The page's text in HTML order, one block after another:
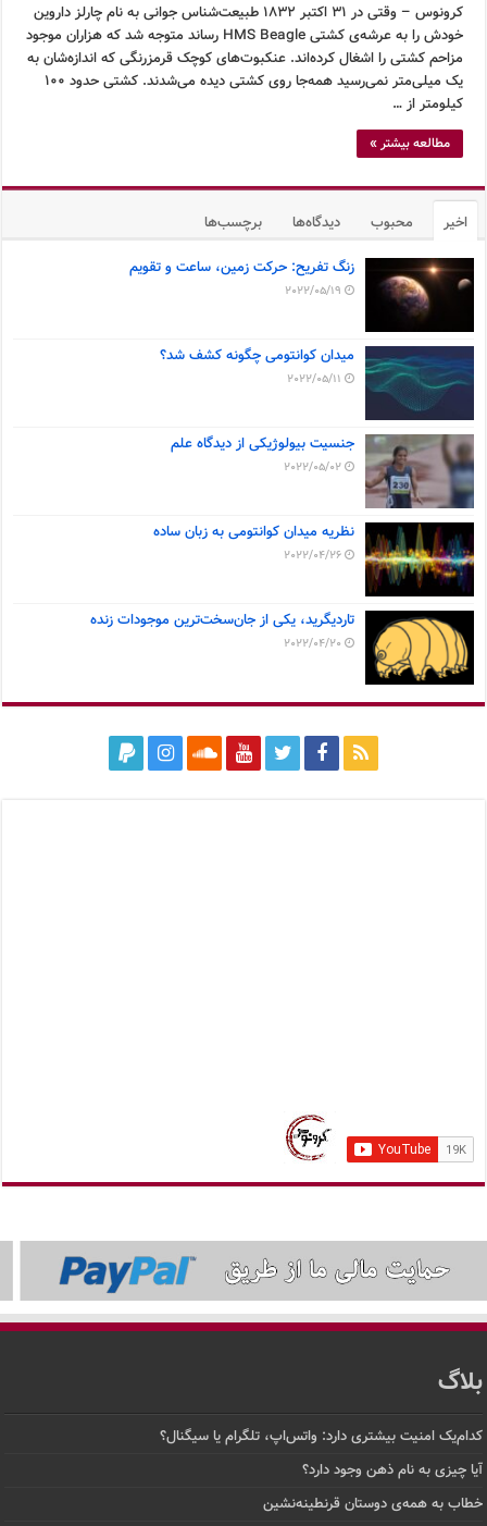
کرونوس – وقتی در ۳۱ اکتبر ۱۸۳۲ طبیعت‌شناس جوانی به نام چارلز داروین
خودش را به عرشه‌ی کشتی HMS Beagle رساند متوجه شد که هزاران موجود
مزاحم کشتی را اشغال کرده‌اند. عنکبوت‌های کوچک قرمزرنگی که اندازه‌شان به
یک میلی‌متر نمی‌رسید همه‌جا روی کشتی دیده می‌شدند. کشتی حدود ۱۰۰
کیلومتر از …
مطالعه بیشتر »
اخیر محبوب دیدگاه‌ها برچسب‌ها
زنگ تفریح: حرکت زمین، ساعت و تقویم
2022/05/19
میدان کوانتومی چگونه کشف شد؟
2022/05/11
جنسیت بیولوژیکی از دیدگاه علم
2022/05/02
نظریه میدان کوانتومی به زبان ساده
2022/04/26
تاردیگرید، یکی از جان‌سخت‌ترین موجودات زنده
2022/04/20
بلاگ
کدام‌یک امنیت بیشتری دارد: واتس‌اپ، تلگرام یا سیگنال؟
آیا چیزی به نام ذهن وجود دارد؟
خطاب به همه‌ی دوستان قرنطینه‌نشین